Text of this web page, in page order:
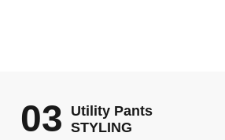
03
Utility Pants
STYLING